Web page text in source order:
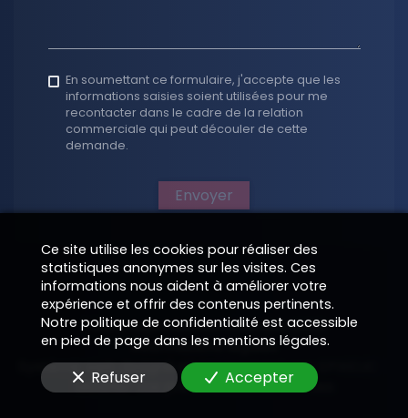
En soumettant ce formulaire, j'accepte que les
informations saisies soient utilisées pour me
recontacter dans le cadre de la relation
commerciale qui peut découler de cette
demande.
Envoyer
Toute reproduction interdite 2026
—
Informations légales
—
Système web designé et programmé par EPIXELIC
Modifier vos préférences de cookies
Ce site utilise les cookies pour réaliser des
statistiques anonymes sur les visites. Ces
informations nous aident à améliorer votre
expérience et offrir des contenus pertinents.
Notre politique de confidentialité est accessible
en pied de page dans les mentions légales.
Refuser Accepter